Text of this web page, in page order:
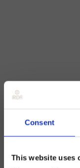
Consent
This website uses